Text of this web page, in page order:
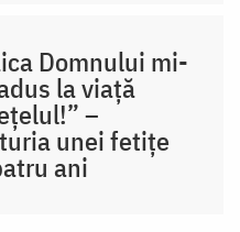
Domnului mi-
la viață
–
unei fetițe
ani